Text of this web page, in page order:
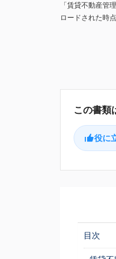
「賃貸不動産管
ロードされた時
役に
目次